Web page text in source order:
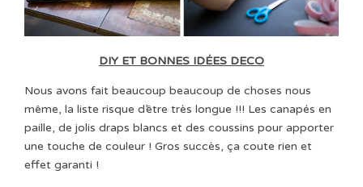
DIY ET BONNES IDÉES DECO
Nous avons fait beaucoup beaucoup de choses nous
même, la liste risque d’être très longue !!! Les canapés en
paille, de jolis draps blancs et des coussins pour apporter
une touche de couleur ! Gros succès, ça coute rien et
effet garanti !